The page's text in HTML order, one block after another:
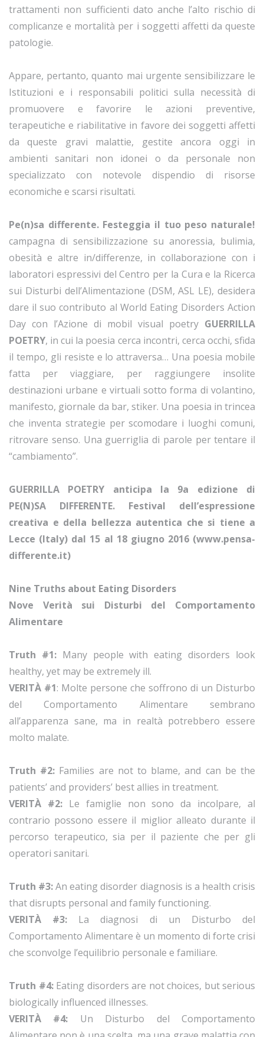
trattamenti non sufficienti dato anche l’alto rischio di
complicanze e mortalità per i soggetti affetti da queste
patologie.
Appare, pertanto, quanto mai urgente sensibilizzare le
Istituzioni e i responsabili politici sulla necessità di
promuovere e favorire le azioni preventive,
terapeutiche e riabilitative in favore dei soggetti affetti
da queste gravi malattie, gestite ancora oggi in
ambienti sanitari non idonei o da personale non
specializzato con notevole dispendio di risorse
economiche e scarsi risultati.
Pe(n)sa differente. Festeggia il tuo peso naturale!
campagna di sensibilizzazione su anoressia, bulimia,
obesità e altre in/differenze, in collaborazione con i
laboratori espressivi del Centro per la Cura e la Ricerca
sui Disturbi dell’Alimentazione (DSM, ASL LE), desidera
dare il suo contributo al World Eating Disorders Action
Day con l’Azione di mobil visual poetry GUERRILLA
POETRY, in cui la poesia cerca incontri, cerca occhi, sfida
il tempo, gli resiste e lo attraversa… Una poesia mobile
fatta per viaggiare, per raggiungere insolite
destinazioni urbane e virtuali sotto forma di volantino,
manifesto, giornale da bar, stiker. Una poesia in trincea
che inventa strategie per scomodare i luoghi comuni,
ritrovare senso. Una guerriglia di parole per tentare il
“cambiamento”.
GUERRILLA POETRY anticipa la 9a edizione di
PE(N)SA DIFFERENTE. Festival dell’espressione
creativa e della bellezza autentica che si tiene a
Lecce (Italy) dal 15 al 18 giugno 2016 (www.pensa-
differente.it)
Nine Truths about Eating Disorders
Nove Verità sui Disturbi del Comportamento
Alimentare
Truth #1:Many people with eating disorders look
healthy, yet may be extremely ill.
VERITÀ #1: Molte persone che soffrono di un Disturbo
del Comportamento Alimentare sembrano
all’apparenza sane, ma in realtà potrebbero essere
molto malate.
Truth #2: Families are not to blame, and can be the
patients’ and providers’ best allies in treatment.
VERITÀ #2:Le famiglie non sono da incolpare, al
contrario possono essere il miglior alleato durante il
percorso terapeutico, sia per il paziente che per gli
operatori sanitari.
Truth #3:An eating disorder diagnosis is a health crisis
that disrupts personal and family functioning.
VERITÀ #3: La diagnosi di un Disturbo del
Comportamento Alimentare è un momento di forte crisi
che sconvolge l’equilibrio personale e familiare.
Truth #4:Eating disorders are not choices, but serious
biologically influenced illnesses.
VERITÀ #4: Un Disturbo del Comportamento